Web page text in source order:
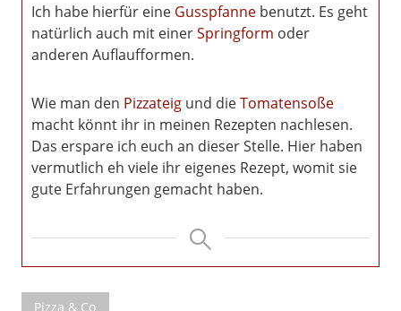
Ich habe hierfür eine Gusspfanne benutzt. Es geht
natürlich auch mit einerSpringform oder
anderen Auflaufformen.
Wie man den Pizzateig und dieTomatensoße
macht könnt ihr in meinen Rezepten nachlesen.
Das erspare ich euch an dieser Stelle. Hier haben
vermutlich eh viele ihr eigenes Rezept, womit sie
gute Erfahrungen gemacht haben.
Pizza & Co